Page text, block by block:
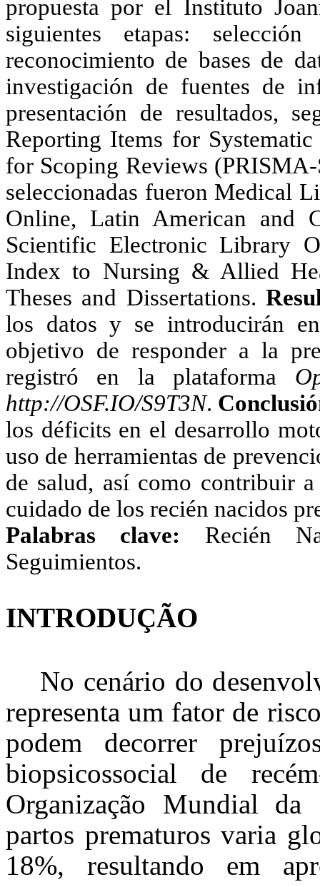
propuesta por el Instituto
siguientes etapas:
reconocimiento de bases de
investigación de fuentes de
presentación de resultados,
Reporting Items for
for Scoping Reviews
seleccionadas fueron Medical
Online, Latin American and
Scientific Electronic Library
Index to Nursing & Allied
Theses and Dissertations.
los datos y se introducirán
objetivo de responder a la
registró en la plataforma
http://OSF.IO/S9T3N.
los déficits en el desarrollo
uso de herramientas de
de salud, así como contribuir
cuidado de los recién nacidos
Palabras clave: Recién
Seguimientos.
INTRODUÇÃO
No cenário do
representa um fator de
podem decorrer
biopsicossocial de
Organização Mundial
partos prematuros varia
18%, resultando em